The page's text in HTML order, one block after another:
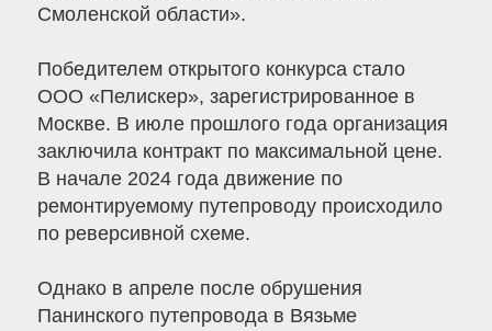
Смоленской области».
Победителем открытого конкурса стало
ООО «Пелискер», зарегистрированное в
Москве. В июле прошлого года организация
заключила контракт по максимальной цене.
В начале 2024 года движение по
ремонтируемому путепроводу происходило
по реверсивной схеме.
Однако в апреле после обрушения
Панинского путепровода в Вязьме